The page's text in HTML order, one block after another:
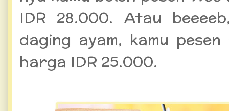
IDR 28.000. Atau
daging ayam, kamu
harga IDR 25.000.